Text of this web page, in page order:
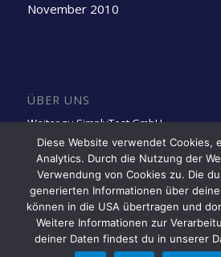
November 2010
ÜBER UNS
Weiter zu SimplyTest GmbH
Folge uns auf LinkedIn
Diese Website verwendet Cookies,
Analytics. Durch die Nutzung der
Verwendung von Cookies zu. Die
generierten Informationen über
können in die USA übertragen und
Weitere Informationen zur
deiner Daten findest du in unserer